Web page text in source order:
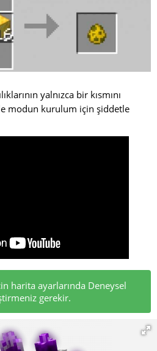
yalnızca bir kısmını
modun kurulum için şiddetle
harita ayarlarında Deneysel
gerekir.